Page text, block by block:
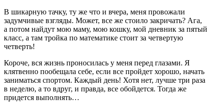
В шикарную тачку, ту же что и вчера, меня провожали
задумчивые взгляды. Может, все же стоило закричать? Ага,
а потом найдут мою маму, мою кошку, мой дневник за пятый
класс, а там тройка по математике стоит за четвертую
четверть!
Короче, вся жизнь проносилась у меня перед глазами. Я
клятвенно пообещала себе, если все пройдет хорошо, начать
заниматься спортом. Каждый день! Хотя нет, лучше три раза
в неделю, а то вдруг, и правда, все обойдется. Тогда же
придется выполнять…